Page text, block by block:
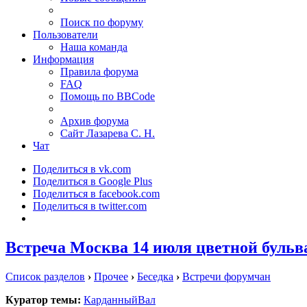
Поиск по форуму
Пользователи
Наша команда
Информация
Правила форума
FAQ
Помощь по BBCode
Архив форума
Сайт Лазарева С. Н.
Чат
Поделиться в vk.com
Поделиться в Google Plus
Поделиться в facebook.com
Поделиться в twitter.com
Встреча Москва 14 июля цветной
Список разделов › Прочее › Беседка › Встречи форумчан
Куратор темы: КарданныйВал